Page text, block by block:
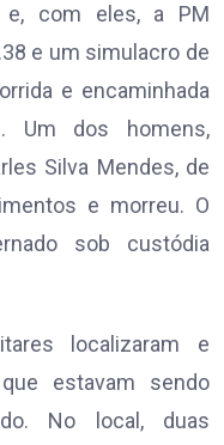
e, com eles, a PM
e um simulacro de
e encaminhada
Um dos homens,
Silva Mendes, de
e morreu. O
sob custódia
localizaram e
estavam sendo
No local, duas